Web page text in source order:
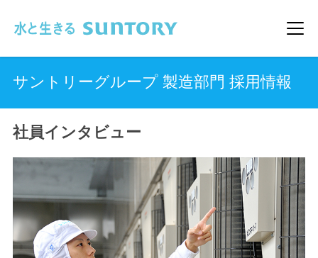
メ
サントリーグループ 製造部門 採用情報
社員インタビュー